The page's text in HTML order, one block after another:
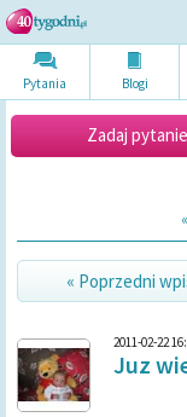
Pytania Blogi
Zadaj pytanie
« Poprzedni
2011-02-22
Juz